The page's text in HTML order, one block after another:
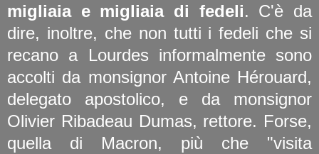
migliaia e migliaia di fedeli. C'è da
dire, inoltre, che non tutti i fedeli che si
recano a Lourdes informalmente sono
accolti da monsignor Antoine Hérouard,
delegato apostolico, e da monsignor
Olivier Ribadeau Dumas, rettore. Forse,
quella di Macron, più che "visita